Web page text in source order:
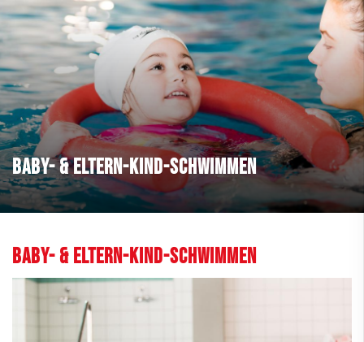
Baby- & Eltern-Kind-Schwimmen
Baby- & Eltern-Kind-Schwimmen